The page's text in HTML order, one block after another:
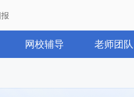
网校辅导 老师团队